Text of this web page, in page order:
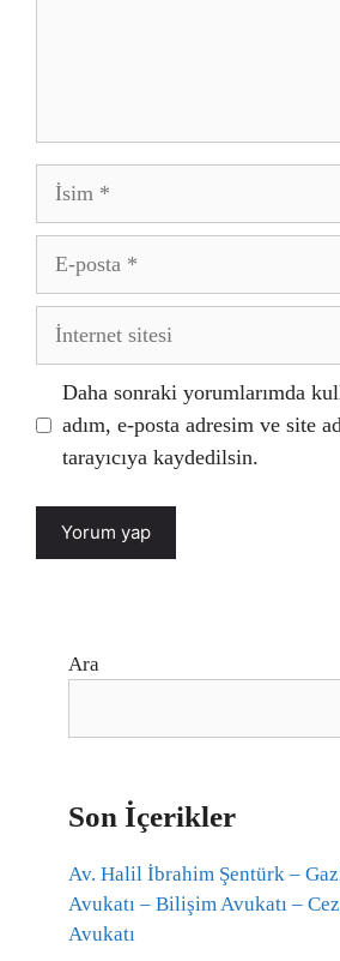
İsim
posta
İnternet
Daha sonraki yorumlarımda
adım, e-posta adresim ve site
tarayıcıya kaydedilsin.
Ara
Son İçerikler
Av. Halil İbrahim Şentürk –
Avukatı – Bilişim Avukatı –
Avukatı